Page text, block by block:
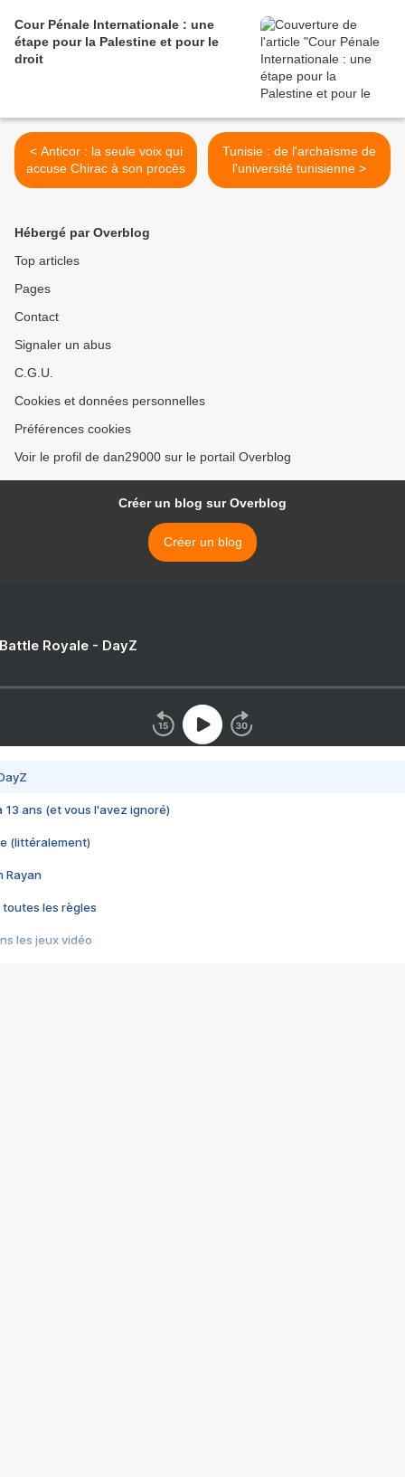
Cour Pénale Internationale : une
étape pour la Palestine et pour le
droit
< Anticor : la seule voix qui
accuse Chirac à son procès
Tunisie : de l'archaïsme de
l'université tunisienne >
Hébergé par Overblog
Top articles
Pages
Contact
Signaler un abus
C.G.U.
Cookies et données personnelles
Préférences cookies
Voir le profil de dan29000 sur le portail Overblog
Créer un blog sur Overblog
Créer un blog
Royale - DayZ
13 ans (et vous l'avez ignoré)
(littéralement)
Rayan
toutes les règles
les jeux vidéo